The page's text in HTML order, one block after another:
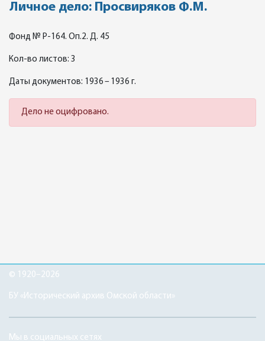
Личное дело: Просвиряков Ф.М.
Фонд № Р-164. Оп.2. Д. 45
Кол-во листов: 3
Даты документов: 1936 – 1936 г.
Дело не оцифровано.
© 1920–2026
БУ «Исторический архив Омской области»
Мы в социальных сетях